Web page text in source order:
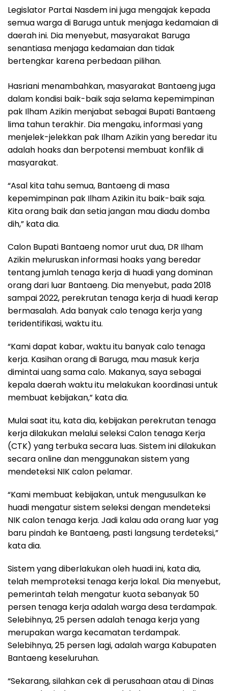
Legislator Partai Nasdem ini juga mengajak kepada
semua warga di Baruga untuk menjaga kedamaian di
daerah ini. Dia menyebut, masyarakat Baruga
senantiasa menjaga kedamaian dan tidak
bertengkar karena perbedaan pilihan.
Hasriani menambahkan, masyarakat Bantaeng juga
dalam kondisi baik-baik saja selama kepemimpinan
pak Ilham Azikin menjabat sebagai Bupati Bantaeng
lima tahun terakhir. Dia mengaku, informasi yang
menjelek-jelekkan pak Ilham Azikin yang beredar itu
adalah hoaks dan berpotensi membuat konflik di
masyarakat.
“Asal kita tahu semua, Bantaeng di masa
kepemimpinan pak Ilham Azikin itu baik-baik saja.
Kita orang baik dan setia jangan mau diadu domba
dih,” kata dia.
Calon Bupati Bantaeng nomor urut dua, DR Ilham
Azikin meluruskan informasi hoaks yang beredar
tentang jumlah tenaga kerja di huadi yang dominan
orang dari luar Bantaeng. Dia menyebut, pada 2018
sampai 2022, perekrutan tenaga kerja di huadi kerap
bermasalah. Ada banyak calo tenaga kerja yang
teridentifikasi, waktu itu.
“Kami dapat kabar, waktu itu banyak calo tenaga
kerja. Kasihan orang di Baruga, mau masuk kerja
dimintai uang sama calo. Makanya, saya sebagai
kepala daerah waktu itu melakukan koordinasi untuk
membuat kebijakan,” kata dia.
Mulai saat itu, kata dia, kebijakan perekrutan tenaga
kerja dilakukan melalui seleksi Calon tenaga Kerja
(CTK) yang terbuka secara luas. Sistem ini dilakukan
secara online dan menggunakan sistem yang
mendeteksi NIK calon pelamar.
“Kami membuat kebijakan, untuk mengusulkan ke
huadi mengatur sistem seleksi dengan mendeteksi
NIK calon tenaga kerja. Jadi kalau ada orang luar yag
baru pindah ke Bantaeng, pasti langsung terdeteksi,”
kata dia.
Sistem yang diberlakukan oleh huadi ini, kata dia,
telah memproteksi tenaga kerja lokal. Dia menyebut,
pemerintah telah mengatur kuota sebanyak 50
persen tenaga kerja adalah warga desa terdampak.
Selebihnya, 25 persen adalah tenaga kerja yang
merupakan warga kecamatan terdampak.
Selebihnya, 25 persen lagi, adalah warga Kabupaten
Bantaeng keseluruhan.
“Sekarang, silahkan cek di perusahaan atau di Dinas